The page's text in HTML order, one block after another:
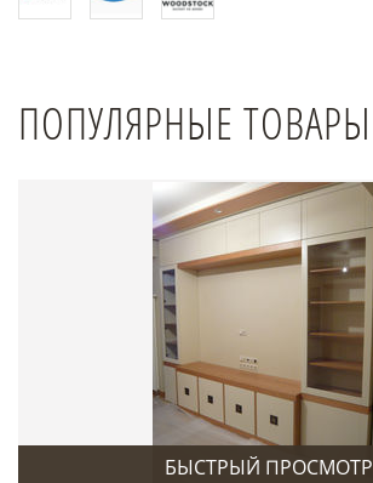
ПОПУЛЯРНЫЕ ТОВАРЫ
БЫСТРЫЙ ПРОСМОТР